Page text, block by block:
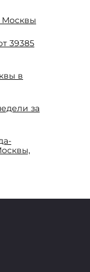
Москвы
39385
в
за